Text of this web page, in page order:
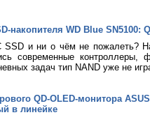
накопителя WD Blue SN5100:
SSD и ни о чём не пожалеть?
современные
задач тип NAND уже не
QD-OLED-монитора
в линейке